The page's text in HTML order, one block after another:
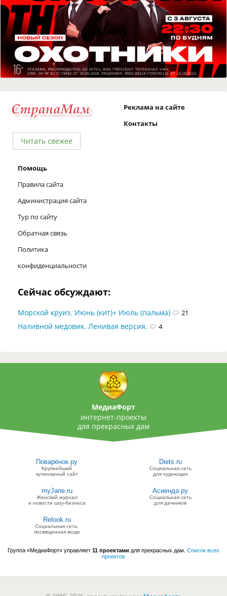
Читать свежее
Реклама на сайте
Контакты
Помощь
Правила сайта
Администрация сайта
Тур по сайту
Обратная связь
Политика
конфиденциальности
Сейчас обсуждают:
Морской круиз. Июнь (кит)+ Июль (пальма) 21
Наливной медовик. Ленивая версия. 4
МедиаФорт
интернет-проекты
для прекрасных дам
Поварёнок.ру
Крупнейший
кулинарный сайт
Diets.ru
Социальная сеть
для худеющих
myJane.ru
Женский журнал
и новости шоу-бизнеса
Асиенда.ру
Социальная сеть
для дачников
Relook.ru
Социальная сеть,
посвященная моде
Группа «МедиаФорт» управляет 11 проектами для прекрасных дам. Список всех
проектов